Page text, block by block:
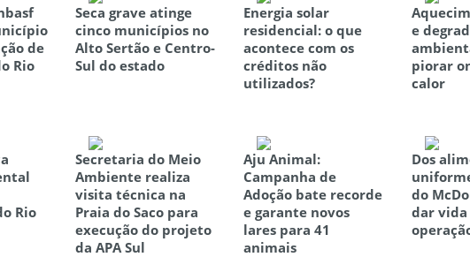
de
Rio
Seca grave atinge
cinco municípios no
Alto Sertão e Centro-
Sul do estado
Energia solar
residencial: o que
acontece com os
créditos não
utilizados?
e
piorar
calor
Rio
Secretaria do Meio
Ambiente realiza
visita técnica na
Praia do Saco para
execução do projeto
da APA Sul
Aju Animal:
Campanha de
Adoção bate recorde
e garante novos
lares para 41
animais
Dos
do
dar vida